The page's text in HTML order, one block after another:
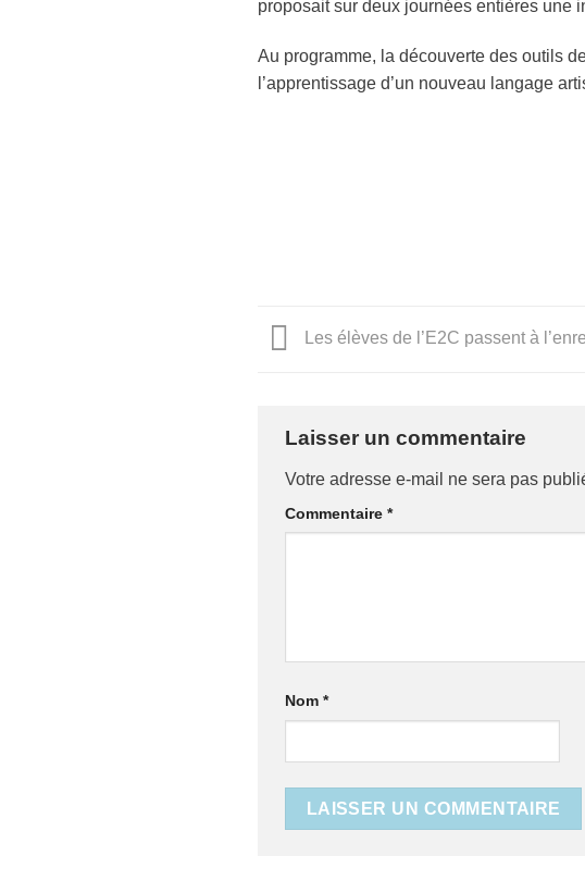
proposait sur deux journées entières une
Au programme, la découverte des outils
l’apprentissage d’un nouveau langage
Les élèves de l’E2C passent à
Laisser un commentaire
Votre adresse e-mail ne sera pas
Commentaire *
Nom *